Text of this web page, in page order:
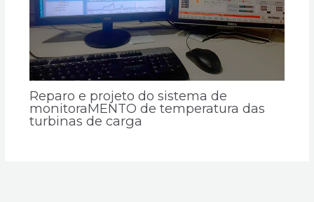
Reparo e projeto do sistema de
monitoraMENTO de temperatura das
turbinas de carga